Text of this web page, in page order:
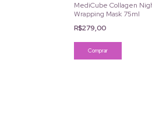
MediCube Collagen
Wrapping Mask 75ml
R$279,00